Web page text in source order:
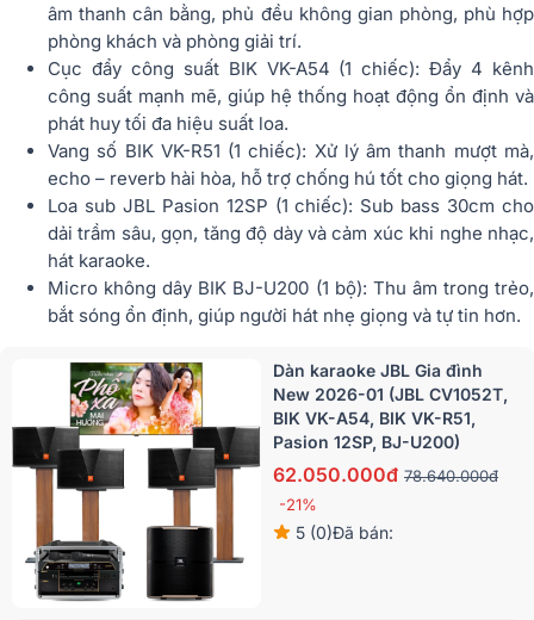
âm thanh cân bằng, phủ đều không gian phòng, phù hợp
phòng khách và phòng giải trí.
Cục đẩy công suất BIK VK-A54 (1 chiếc): Đẩy 4 kênh
công suất mạnh mẽ, giúp hệ thống hoạt động ổn định và
phát huy tối đa hiệu suất loa.
Vang số BIK VK-R51 (1 chiếc): Xử lý âm thanh mượt mà,
echo – reverb hài hòa, hỗ trợ chống hú tốt cho giọng hát.
Loa sub JBL Pasion 12SP (1 chiếc): Sub bass 30cm cho
dải trầm sâu, gọn, tăng độ dày và cảm xúc khi nghe nhạc,
hát karaoke.
Micro không dây BIK BJ-U200 (1 bộ): Thu âm trong trẻo,
bắt sóng ổn định, giúp người hát nhẹ giọng và tự tin hơn.
Dàn karaoke JBL Gia đình
New 2026-01 (JBL CV1052T,
BIK VK-A54, BIK VK-R51,
Pasion 12SP, BJ-U200)
62.050.000đ 78.640.000đ
-21%
5 (0)Đã bán: